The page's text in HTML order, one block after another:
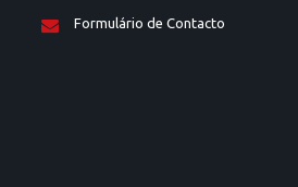
Formulário de Contacto